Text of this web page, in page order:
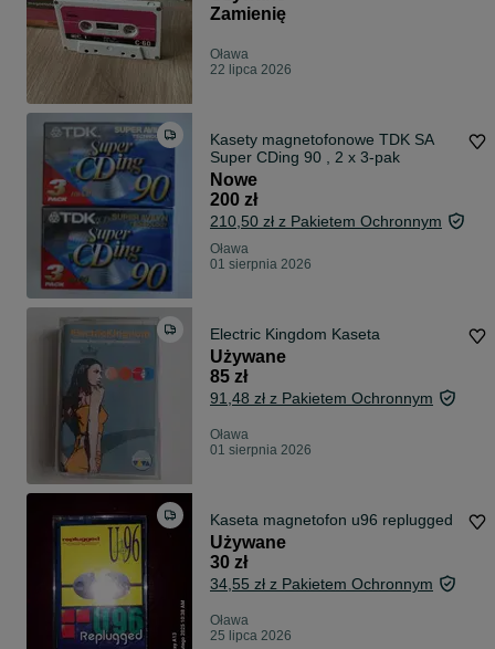
Zamienię
Oława
22 lipca 2026
Kasety magnetofonowe TDK SA
Super CDing 90 , 2 x 3-pak
Nowe
200 zł
210,50 zł z Pakietem Ochronnym
Oława
01 sierpnia 2026
Electric Kingdom Kaseta
Używane
85 zł
91,48 zł z Pakietem Ochronnym
Oława
01 sierpnia 2026
Kaseta magnetofon u96 replugged
Używane
30 zł
34,55 zł z Pakietem Ochronnym
Oława
25 lipca 2026